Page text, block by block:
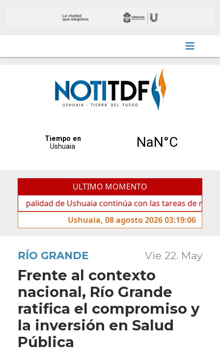
ULTIMO MOMENTO
de Ushuaia continúa con las tareas de
Ushuaia, 08 agosto 2026 03:19:06
RÍO GRANDE Vie 22. May
Frente al contexto
nacional, Río Grande
ratifica el compromiso y
la inversión en Salud
Pública